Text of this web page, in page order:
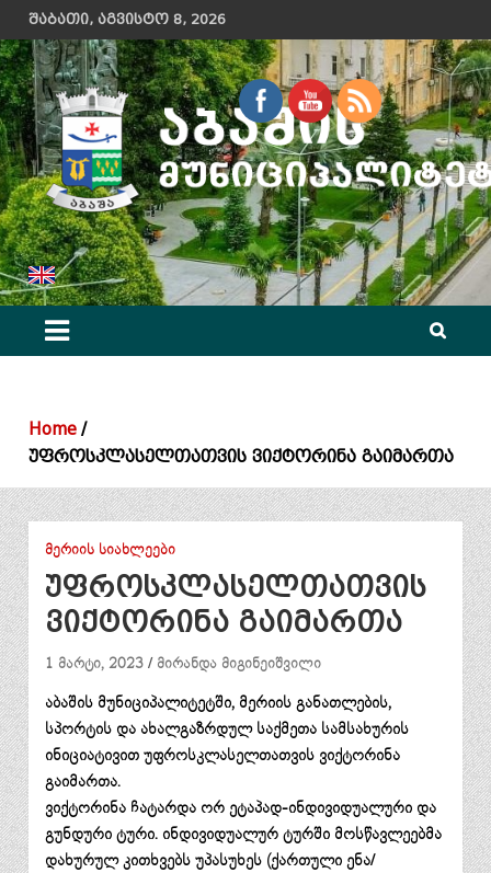
Skip
to
content
შაბათი, აგვისტო 8, 2026
აბაშის მუნიციპალიტეტის მერიის ოფიციალური ვებ გვერდი
Home
უფროსკლასელთათვის ვიქტორინა გაიმართა
ᲛᲔᲠᲘᲘᲡ ᲡᲘᲐᲮᲚᲔᲔᲑᲘ
უფროსკლასელთათვის
ვიქტორინა გაიმართა
1 მარტი, 2023 მირანდა მიგინეიშვილი
აბაშის მუნიციპალიტეტში, მერიის განათლების,
სპორტის და ახალგაზრდულ საქმეთა სამსახურის
ინიციატივით უფროსკლასელთათვის ვიქტორინა
გაიმართა.
ვიქტორინა ჩატარდა ორ ეტაპად-ინდივიდუალური და
გუნდური ტური. ინდივიდუალურ ტურში მოსწავლეებმა
დახურულ კითხვებს უპასუხეს (ქართული ენა/